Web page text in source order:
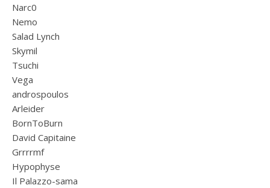
Narc0
Nemo
Salad Lynch
Skymil
Tsuchi
Vega
androspoulos
Arleider
BornToBurn
David Capitaine
Grrrrmf
Hypophyse
Il Palazzo-sama